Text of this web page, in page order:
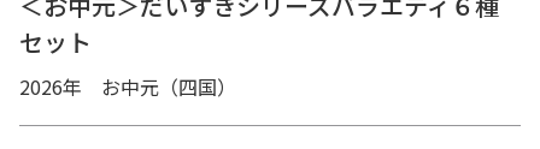
セット
2026年 お中元（四国）